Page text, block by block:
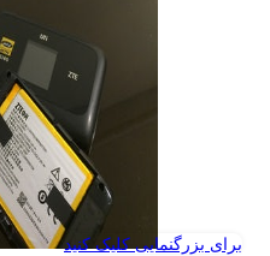
برای بزرگنمایی کلیک کنید